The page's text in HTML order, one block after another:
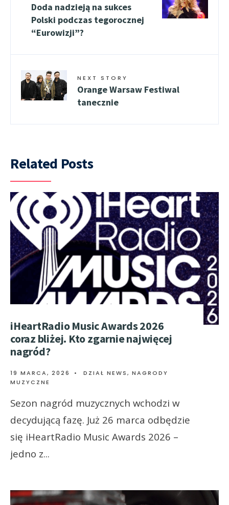
Doda nadzieją na sukces
Polski podczas tegorocznej
“Eurowizji”?
NEXT STORY
Orange Warsaw Festiwal
tanecznie
Related Posts
iHeartRadio Music Awards 2026
coraz bliżej. Kto zgarnie najwięcej
nagród?
19 MARCA, 2026 • DZIAŁ NEWS, NAGRODY
MUZYCZNE
Sezon nagród muzycznych wchodzi w
decydującą fazę. Już 26 marca odbędzie
się iHeartRadio Music Awards 2026 –
jedno z...